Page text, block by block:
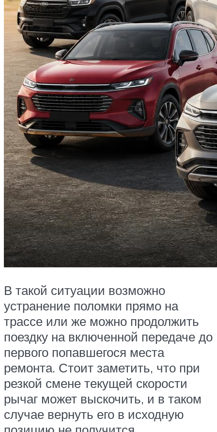
В такой ситуации возможно
устранение поломки прямо на
трассе или же можно продолжить
поездку на включенной передаче до
первого попавшегося места
ремонта. Стоит заметить, что при
резкой смене текущей скорости
рычаг может выскочить, и в таком
случае вернуть его в исходную